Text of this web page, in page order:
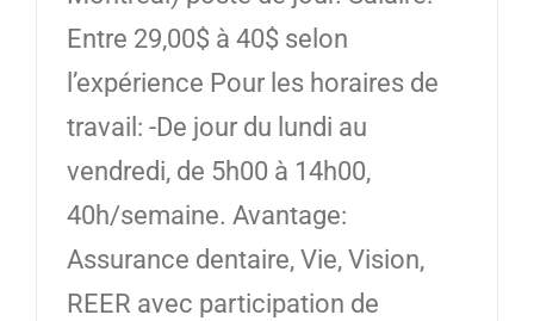
Entre 29,00$ à 40$ selon
l’expérience Pour les horaires de
travail: -De jour du lundi au
vendredi, de 5h00 à 14h00,
40h/semaine. Avantage:
Assurance dentaire, Vie, Vision,
REER avec participation de